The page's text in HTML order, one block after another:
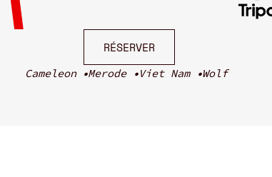
RÉSERVER
Cameleon Merode Viet Nam Wolf